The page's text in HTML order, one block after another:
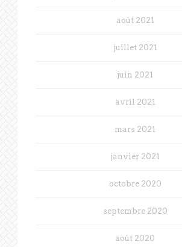
août 2021
juillet 2021
juin 2021
avril 2021
mars 2021
janvier 2021
octobre 2020
septembre 2020
août 2020